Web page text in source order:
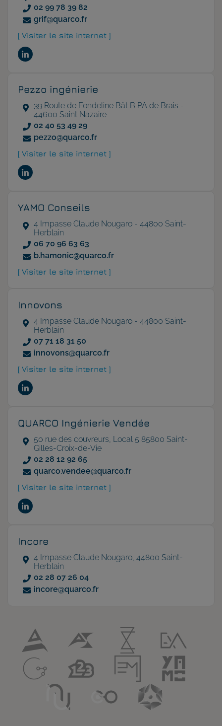
02 99 78 39 82
grif@quarco.fr
[ Visiter le site internet ]
Pezzo ingénierie
39 Route de Fondeline Bât B PA de Brais -
44600 Saint Nazaire
02 40 53 49 29
pezzo@quarco.fr
[ Visiter le site internet ]
YAMO Conseils
4 Impasse Claude Nougaro - 44800 Saint-
Herblain
06 70 96 63 63
b.hamonic@quarco.fr
[ Visiter le site internet ]
Innovons
4 Impasse Claude Nougaro - 44800 Saint-
Herblain
07 71 18 31 50
innovons@quarco.fr
[ Visiter le site internet ]
QUARCO Ingénierie Vendée
50 rue des couvreurs, Local 5 85800 Saint-
Gilles-Croix-de-Vie
02 28 12 92 65
quarco.vendee@quarco.fr
[ Visiter le site internet ]
Incore
4 Impasse Claude Nougaro, 44800 Saint-
Herblain
02 28 07 26 04
incore@quarco.fr